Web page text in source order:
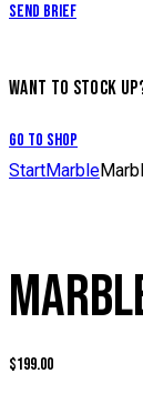
Send Brief
WANT TO STOCK
Go to Shop
StartMarble
$199.00